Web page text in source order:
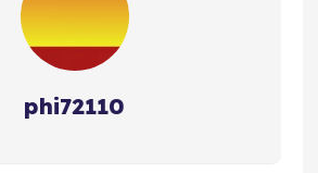
phi72110